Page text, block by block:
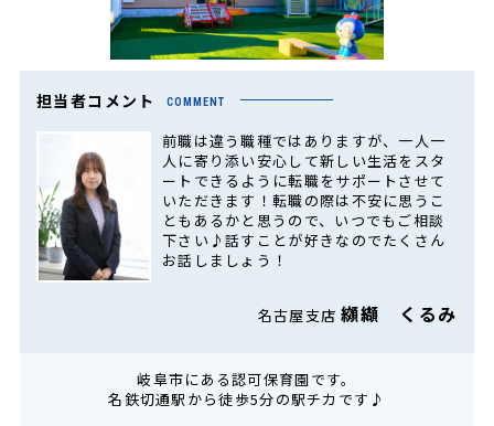
担当者コメント COMMENT
前職は違う職種ではありますが、一人一
人に寄り添い安心して新しい生活をスタ
ートできるように転職をサポートさせて
いただきます！転職の際は不安に思うこ
ともあるかと思うので、いつでもご相談
下さい♪話すことが好きなのでたくさん
お話しましょう！
名古屋支店纐纈 くるみ
岐阜市にある認可保育園です。
名鉄切通駅から徒歩5分の駅チカです♪